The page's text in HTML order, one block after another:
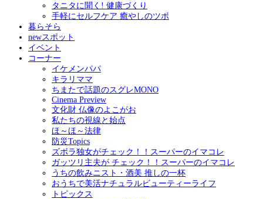
タニタに聞く! 健康づくり
手軽にセルフケア 癒やしのツボ
暮らそら
newスポット
イベント
コーナー
イケメンパパ
キラリママ
ちまたで話題のスグレMONO
Cinema Preview
文化財 仏像のよこがお
私たちの視線と始点
ほ～ほ～法律
防災Topics
ズボラ独女がチェック！！スーパーのイマコレ
ガッツリ主夫が チェック！！スーパーのイマコレ
うちの飲みニスト・酒美 推しの一杯
おうちで美活ナチュラルビューティーライフ
トピックス